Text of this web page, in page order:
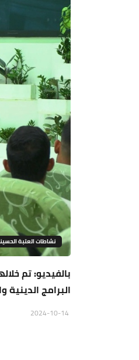
نشاطات العتبة
بالفيديو: تم
البرامج